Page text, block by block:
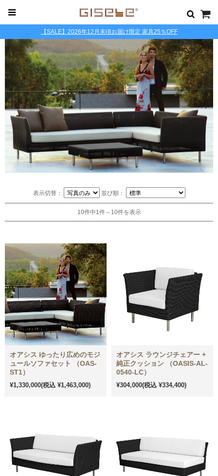
【SALE】2026年12月末頃お届け限定 家具25％OFF
表示切替： 並び順：
10件中1件～10件を表示
オアシス ゆったり広めのモジ
ュールソファセット （OAS-
ST1）
¥1,330,000(税込 ¥1,463,000)
オアシス ラウンジチェアー +
純正クッション （OASIS-AL-
0540-LC）
¥304,000(税込 ¥334,400)